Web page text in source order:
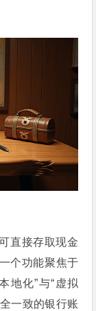
直接存取现金
个功能聚焦于
地化”与“虚拟
一致的银行账